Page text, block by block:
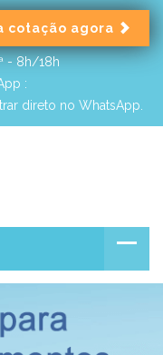
cotação agora
- 8h/18h
:
direto no WhatsApp.